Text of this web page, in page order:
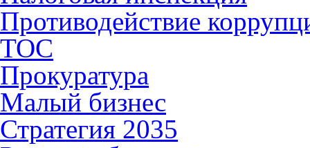
Противодействие
ТОС
Прокуратура
Малый бизнес
Стратегия 2035